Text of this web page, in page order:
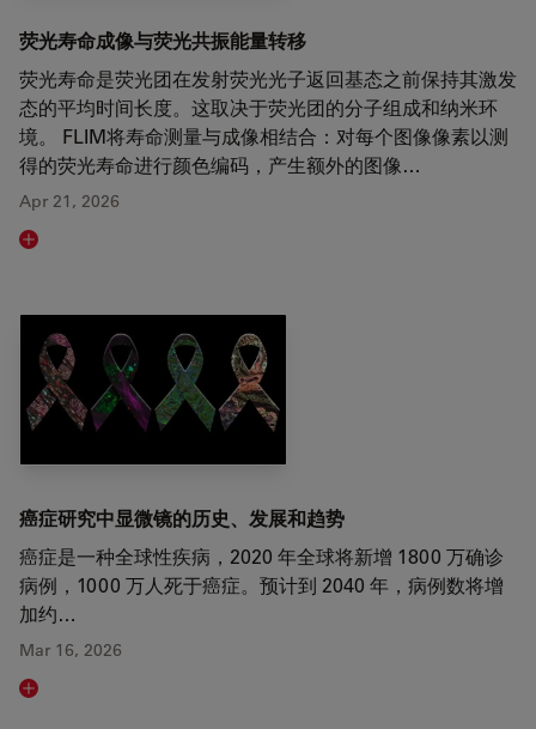
荧光寿命成像与荧光共振能量转移
荧光寿命是荧光团在发射荧光光子返回基态之前保持其激发
态的平均时间长度。这取决于荧光团的分子组成和纳米环
境。 FLIM将寿命测量与成像相结合：对每个图像像素以测
得的荧光寿命进行颜色编码，产生额外的图像…
Apr 21, 2026
Read article
癌症研究中显微镜的历史、发展和趋势
癌症是一种全球性疾病，2020 年全球将新增 1800 万确诊
病例，1000 万人死于癌症。预计到 2040 年，病例数将增
加约…
Mar 16, 2026
Read article